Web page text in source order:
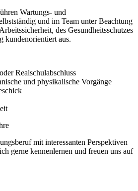
Wartungs- und
und im Team unter Beachtung
des Gesundheitsschutzes
kundenorientiert aus.
Realschulabschluss
und physikalische Vorgänge
mit interessanten Perspektiven
gerne kennenlernen und freuen uns auf